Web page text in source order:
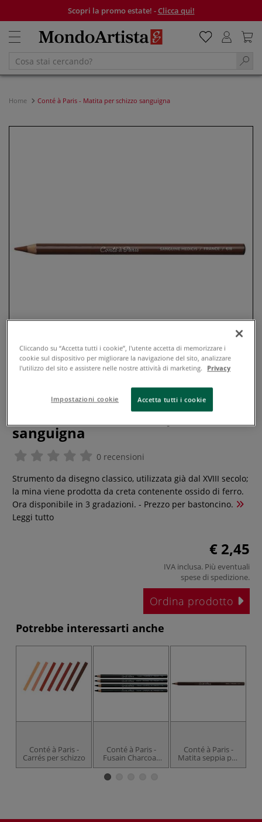
Scopri la promo estate! -Clicca qui!
Home Conté à Paris - Matita per schizzo sanguigna
Conté à Paris - Matita per schizzo
sanguigna
0 recensioni
Strumento da disegno classico, utilizzata già dal XVIII secolo;
la mina viene prodotta da creta contenente ossido di ferro.
Ora disponibile in 3 gradazioni. - Prezzo per bastoncino.
Leggi tutto
€ 2,45
IVA inclusa. Più eventuali
spese di spedizione.
Ordina prodotto
Potrebbe interessarti anche
Conté à Paris -
Carrés per schizzo
Conté à Paris -
Fusain Charcoal,
Carboncino
Conté à Paris -
Matita seppia per
schizzi
Cliccando su “Accetta tutti i cookie”, l'utente accetta di memorizzare i
cookie sul dispositivo per migliorare la navigazione del sito, analizzare
l'utilizzo del sito e assistere nelle nostre attività di marketing.
Privacy
Impostazioni cookie Accetta tutti i cookie